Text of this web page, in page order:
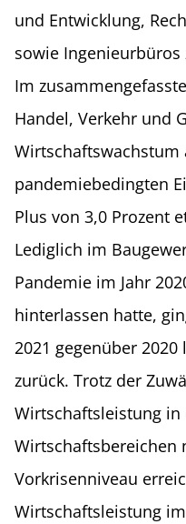
und Entwicklung,
sowie Ingenieurbüros
Im
Handel, Verkehr und
pandemiebedingten
Plus von 3,0 Prozent
Lediglich im
Pandemie im Jahr
hinterlassen hatte,
2021 gegenüber
zurück. Trotz der
Wirtschaftsleistung in
Wirtschaftsbereichen
Vorkrisenniveau
Wirtschaftsleistung